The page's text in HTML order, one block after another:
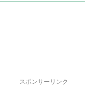
スポンサーリンク